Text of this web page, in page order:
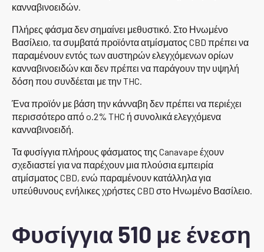
κανναβινοειδών.
Πλήρες φάσμα δεν σημαίνει μεθυστικό. Στο Ηνωμένο
Βασίλειο, τα συμβατά προϊόντα ατμίσματος CBD πρέπει να
παραμένουν εντός των αυστηρών ελεγχόμενων ορίων
κανναβινοειδών και δεν πρέπει να παράγουν την υψηλή
δόση που συνδέεται με την THC.
Ένα προϊόν με βάση την κάνναβη δεν πρέπει να περιέχει
περισσότερο από o.2% THC ή συνολικά ελεγχόμενα
κανναβινοειδή.
Τα φυσίγγια πλήρους φάσματος της Canavape έχουν
σχεδιαστεί για να παρέχουν μια πλούσια εμπειρία
ατμίσματος CBD, ενώ παραμένουν κατάλληλα για
υπεύθυνους ενήλικες χρήστες CBD στο Ηνωμένο Βασίλειο.
Φυσίγγια 510 με ένεση